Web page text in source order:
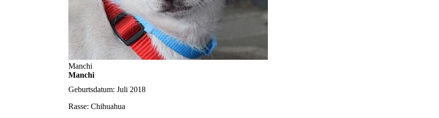
Manchi
Manchi
Geburtsdatum: Juli 2018
Rasse: Chihuahua